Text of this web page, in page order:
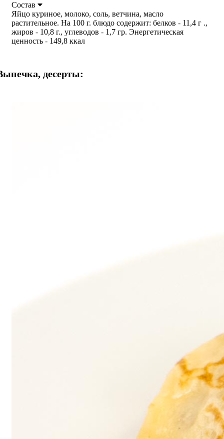
Состав
Яйцо куриное, молоко, соль, ветчина, масло
растительное. На 100 г. блюдо содержит: белков - 11,4 г .,
жиров - 10,8 г., углеводов - 1,7 гр. Энергетическая
ценность - 149,8 ккал
десерты: